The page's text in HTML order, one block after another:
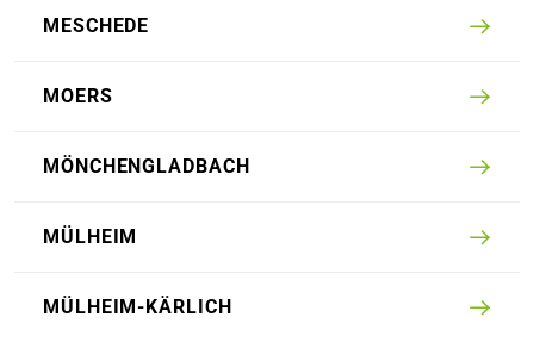
MESCHEDE
MOERS
MÖNCHENGLADBACH
MÜLHEIM
MÜLHEIM-KÄRLICH